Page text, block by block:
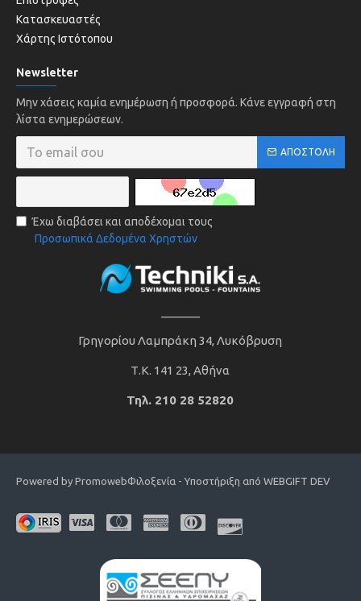
Κατασκευαστές
Χάρτης Ιστότοπου
Newsletter
Μην χάσεις καμία ενημέρωση ή προσφορά. Κάνε εγγραφή στη
λίστα ενημερώσεων.
ΑΠΟΣΤΟΛΉ
Έχω διαβάσει και αποδέχομαι τους
Προσωπικά Δεδομένα Χρηστών
Γρηγορίου Λαμπράκη 34, Λυκόβρυση
Τ.Κ. 141 23, Αθήνα
Τηλ. 210 28 52820
Powered by PromowebΦιλοξενία - Υποστήριξη από WEBGIFT DEV